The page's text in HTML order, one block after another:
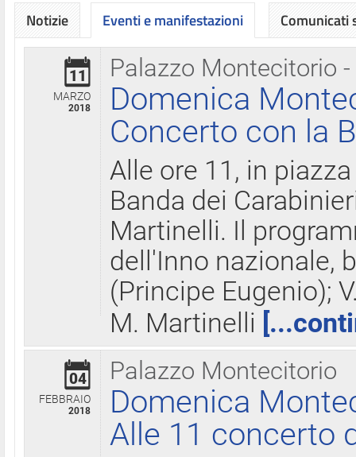
Notizie Eventi e manifestazioni
Palazzo Montecitorio
11
MARZO
2018
Domenica
Concerto con la
Alle ore 11, in
Banda dei
Martinelli. Il
dell'Inno nazionale,
(Principe Eugenio);
M. Martinelli
Palazzo Montecitorio
04
FEBBRAIO
2018
Domenica
Alle 11 concerto
Comunicati